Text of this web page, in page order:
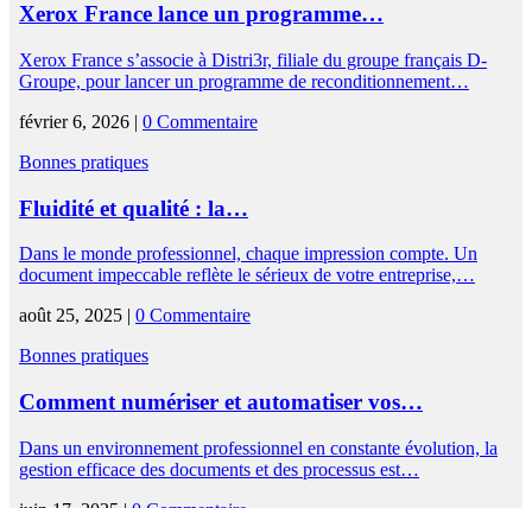
Xerox France lance un programme…
Xerox France s’associe à Distri3r, filiale du groupe français D-
Groupe, pour lancer un programme de reconditionnement…
février 6, 2026 | 0 Commentaire
Bonnes pratiques
Fluidité et qualité : la…
Dans le monde professionnel, chaque impression compte. Un
document impeccable reflète le sérieux de votre entreprise,…
août 25, 2025 | 0 Commentaire
Bonnes pratiques
Comment numériser et automatiser vos…
Dans un environnement professionnel en constante évolution, la
gestion efficace des documents et des processus est…